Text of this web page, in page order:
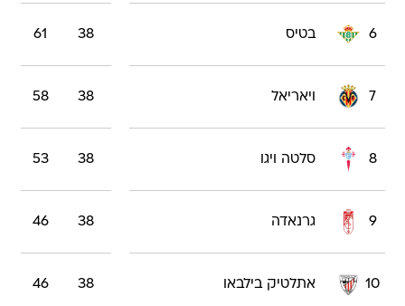
6 בטיס 38
61
7 ויאריאל 38
58
8 סלטה ויגו 38
53
9 גרנאדה 38
46
10 אתלטיק בילבאו 38
46